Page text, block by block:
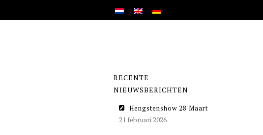
RECENTE
NIEUWSBERICHTEN
Hengstenshow 28 Maart
21 februari 2026